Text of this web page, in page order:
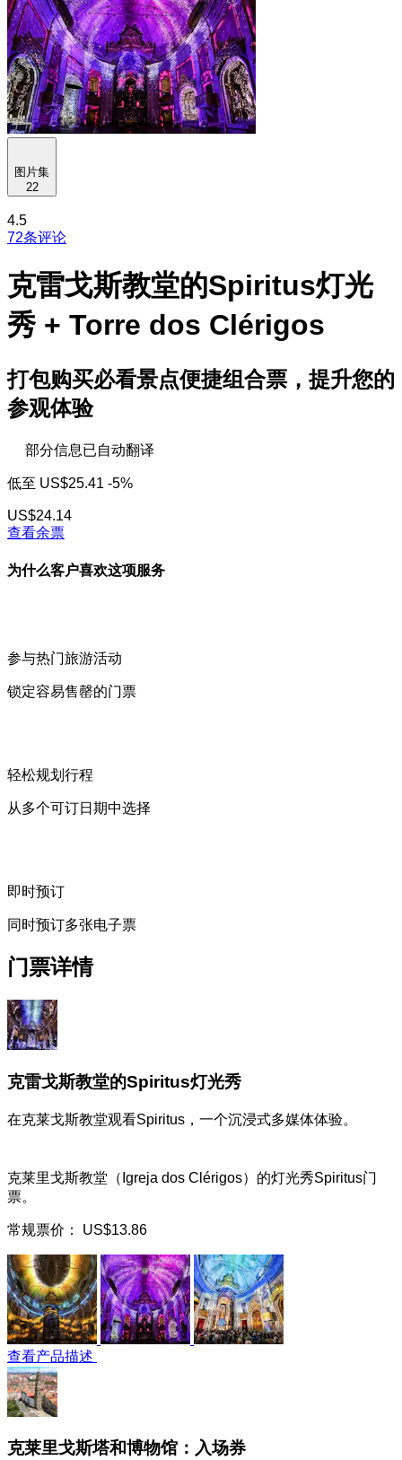
图片集
22
4.5
72条评论
克雷戈斯教堂的Spiritus灯光
秀 + Torre dos Clérigos
打包购买必看景点便捷组合票，提升您的
参观体验
部分信息已自动翻译
低至 US$25.41 -5%
US$24.14
查看余票
为什么客户喜欢这项服务
参与热门旅游活动
锁定容易售罄的门票
轻松规划行程
从多个可订日期中选择
即时预订
同时预订多张电子票
门票详情
克雷戈斯教堂的Spiritus灯光秀
在克莱戈斯教堂观看Spiritus，一个沉浸式多媒体体验。
克莱里戈斯教堂（Igreja dos Clérigos）的灯光秀Spiritus门
票。
常规票价： US$13.86
查看产品描述
克莱里戈斯塔和博物馆：入场券